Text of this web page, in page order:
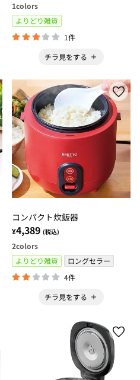
1colors
よりどり雑貨
1件
チラ見をする
コンパクト炊飯器
¥4,389 (税込)
2colors
よりどり雑貨
ロングセラー
4件
チラ見をする